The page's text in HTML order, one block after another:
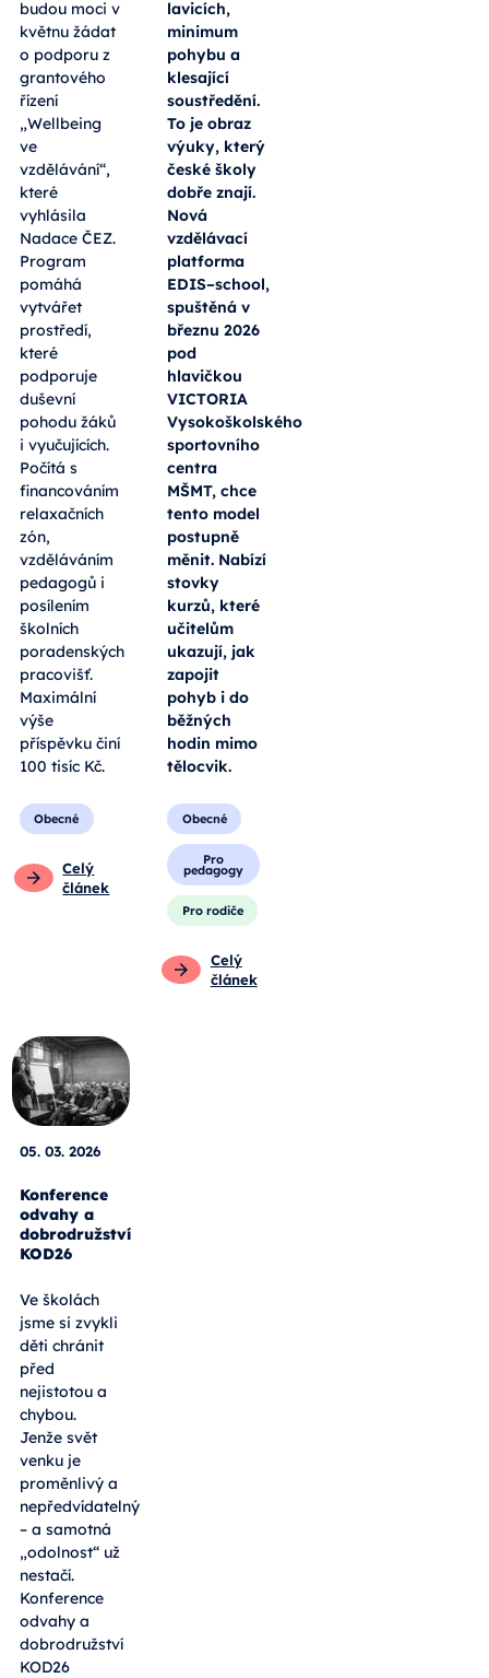
budou moci v
květnu žádat
o podporu z
grantového
řízení
„Wellbeing
ve
vzdělávání“,
které
vyhlásila
Nadace ČEZ.
Program
pomáhá
vytvářet
prostředí,
které
podporuje
duševní
pohodu žáků
i vyučujících.
Počítá s
financováním
relaxačních
zón,
vzděláváním
pedagogů i
posílením
školních
poradenských
pracovišť.
Maximální
výše
příspěvku činí
100 tisíc Kč.
Obecné
Celý
článek
lavicích,
minimum
pohybu a
klesající
soustředění.
To je obraz
výuky, který
české školy
dobře znají.
Nová
vzdělávací
platforma
EDIS–school,
spuštěná v
březnu 2026
pod
hlavičkou
VICTORIA
Vysokoškolského
sportovního
centra
MŠMT, chce
tento model
postupně
měnit. Nabízí
stovky
kurzů, které
učitelům
ukazují, jak
zapojit
pohyb i do
běžných
hodin mimo
tělocvik.
Obecné
Pro
pedagogy
Pro rodiče
Celý
článek
05. 03. 2026
Konference
odvahy a
dobrodružství
KOD26
Ve školách
jsme si zvykli
děti chránit
před
nejistotou a
chybou.
Jenže svět
venku je
proměnlivý a
nepředvídatelný
– a samotná
„odolnost“ už
nestačí.
Konference
odvahy a
dobrodružství
KOD26